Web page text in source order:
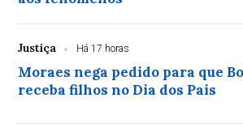
Justiça Há 17 horas
Moraes nega pedido para que
receba filhos no Dia dos Pais